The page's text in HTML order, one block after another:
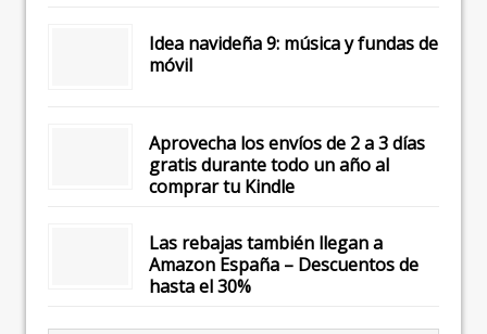
Idea navideña 9: música y fundas de
móvil
Aprovecha los envíos de 2 a 3 días
gratis durante todo un año al
comprar tu Kindle
Las rebajas también llegan a
Amazon España – Descuentos de
hasta el 30%